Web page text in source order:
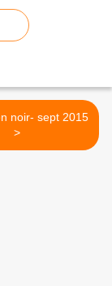
noir- sept 2015
>